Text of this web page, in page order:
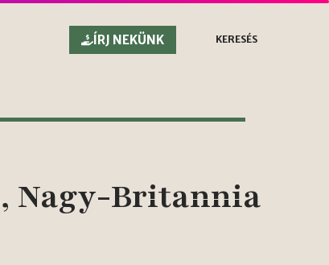
ÍRJ NEKÜNK
KERESÉS
Nagy-Britannia